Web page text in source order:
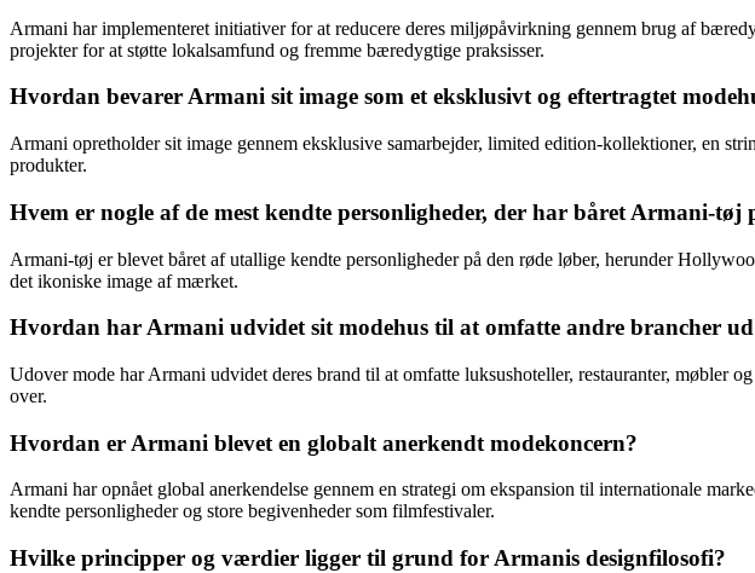
Armani har implementeret initiativer for at reducere deres miljøpåvirkning gennem brug af
projekter for at støtte lokalsamfund og fremme bæredygtige praksisser.
Hvordan bevarer Armani sit image som et eksklusivt og eftertragtet
Armani opretholder sit image gennem eksklusive samarbejder, limited edition-kollektioner, en
produkter.
Hvem er nogle af de mest kendte personligheder, der har båret Armani-tøj
Armani-tøj er blevet båret af utallige kendte personligheder på den røde løber, herunder
det ikoniske image af mærket.
Hvordan har Armani udvidet sit modehus til at omfatte andre brancher ud
Udover mode har Armani udvidet deres brand til at omfatte luksushoteller, restauranter, møbler
over.
Hvordan er Armani blevet en globalt anerkendt modekoncern?
Armani har opnået global anerkendelse gennem en strategi om ekspansion til internationale
kendte personligheder og store begivenheder som filmfestivaler.
Hvilke principper og værdier ligger til grund for Armanis designfilosofi?